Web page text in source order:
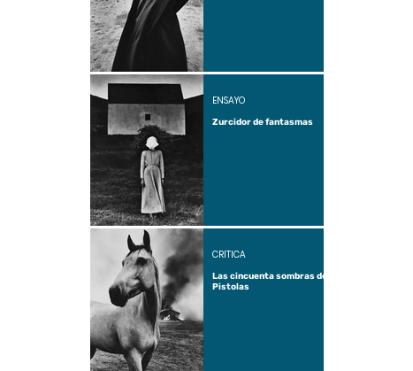
Zurcidor de fantasmas
ENSAYO
Las cincuenta sombras de
Pistolas
CRÍTICA